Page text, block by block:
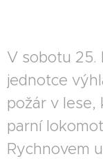
V sobotu 25.
jednotce
požár v lese,
parní
Rychnovem